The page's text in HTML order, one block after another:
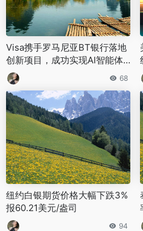
Visa携手罗马尼亚BT银行落地
创新项目，成功实现AI智能体
自动支付
68
纽约白银期货价格大幅下跌3%
报60.21美元/盎司
94